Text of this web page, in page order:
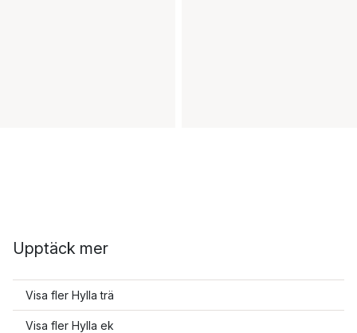
Upptäck mer
Visa fler Hylla trä
Visa fler Hylla ek